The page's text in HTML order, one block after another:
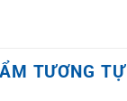
TƯƠNG TỰ